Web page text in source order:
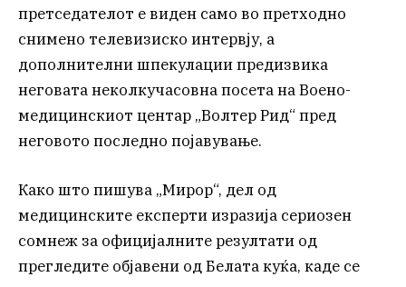
претседателот е виден само во претходно
снимено телевизиско интервју, а
дополнителни шпекулации предизвика
неговата неколкучасовна посета на Воено-
медицинскиот центар „Волтер Рид“ пред
неговото последно појавување.
Како што пишува „Мирор“, дел од
медицинските експерти изразија сериозен
сомнеж за официјалните резултати од
прегледите објавени од Белата куќа, каде се